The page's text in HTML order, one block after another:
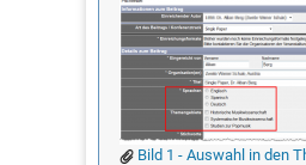
Bild 1 - Auswahl in den